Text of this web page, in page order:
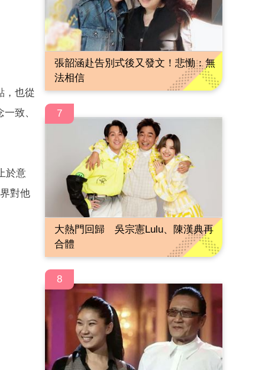
，也從
致、
於意
對他
張韶涵赴告別式後又發文！悲慟：無
法相信
7
大熱門回歸 吳宗憲Lulu、陳漢典再
合體
8